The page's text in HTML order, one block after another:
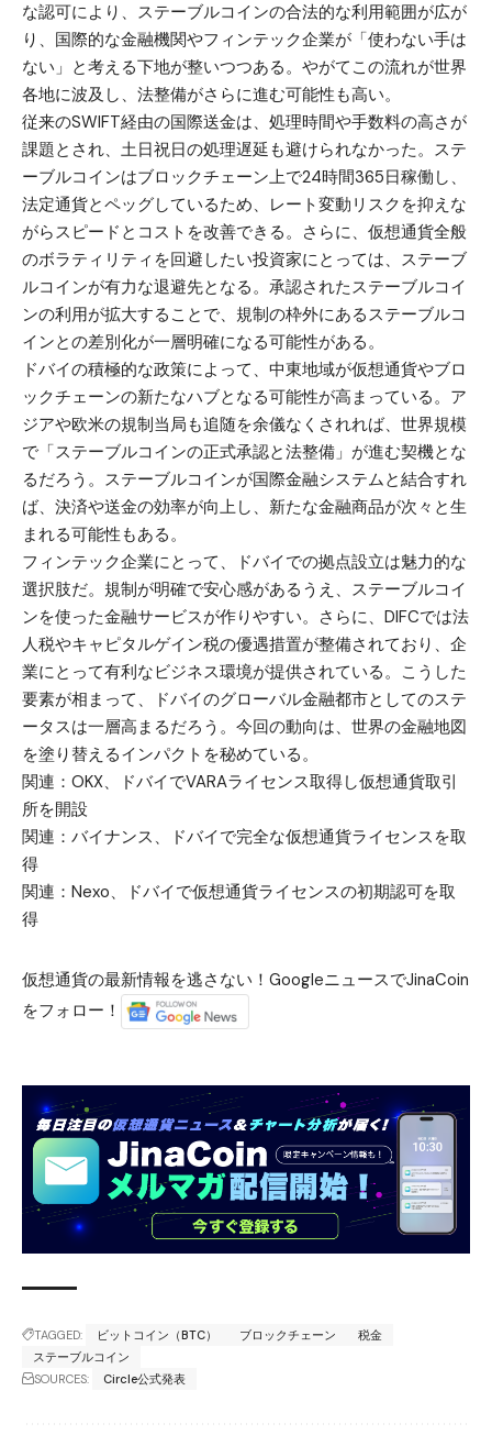
な認可により、ステーブルコインの合法的な利用範囲が広が
り、国際的な金融機関やフィンテック企業が「使わない手は
ない」と考える下地が整いつつある。やがてこの流れが世界
各地に波及し、法整備がさらに進む可能性も高い。
従来のSWIFT経由の国際送金は、処理時間や手数料の高さが
課題とされ、土日祝日の処理遅延も避けられなかった。ステ
ーブルコインはブロックチェーン上で24時間365日稼働し、
法定通貨とペッグしているため、レート変動リスクを抑えな
がらスピードとコストを改善できる。さらに、仮想通貨全般
のボラティリティを回避したい投資家にとっては、ステーブ
ルコインが有力な退避先となる。承認されたステーブルコイ
ンの利用が拡大することで、規制の枠外にあるステーブルコ
インとの差別化が一層明確になる可能性がある。
ドバイの積極的な政策によって、中東地域が仮想通貨やブロ
ックチェーンの新たなハブとなる可能性が高まっている。ア
ジアや欧米の規制当局も追随を余儀なくされれば、世界規模
で「ステーブルコインの正式承認と法整備」が進む契機とな
るだろう。ステーブルコインが国際金融システムと結合すれ
ば、決済や送金の効率が向上し、新たな金融商品が次々と生
まれる可能性もある。
フィンテック企業にとって、ドバイでの拠点設立は魅力的な
選択肢だ。規制が明確で安心感があるうえ、ステーブルコイ
ンを使った金融サービスが作りやすい。さらに、DIFCでは法
人税やキャピタルゲイン税の優遇措置が整備されており、企
業にとって有利なビジネス環境が提供されている。こうした
要素が相まって、ドバイのグローバル金融都市としてのステ
ータスは一層高まるだろう。今回の動向は、世界の金融地図
を塗り替えるインパクトを秘めている。
関連： OKX、ドバイでVARAライセンス取得し仮想通貨取引
所を開設
関連： バイナンス、ドバイで完全な仮想通貨ライセンスを取
得
関連： Nexo、ドバイで仮想通貨ライセンスの初期認可を取
得
仮想通貨の最新情報を逃さない！GoogleニュースでJinaCoin
をフォロー！
TAGGED: ビットコイン（BTC） ブロックチェーン
税金
ステーブルコイン
SOURCES:
Circle公式発表